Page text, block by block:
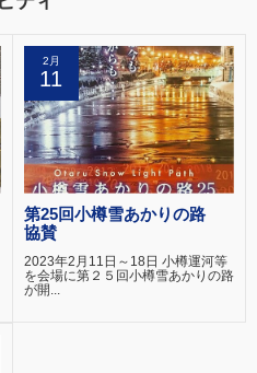
2月
11
第25回小樽雪あかりの路
協賛
2023年2月11日～18日 小樽運河等
を会場に第２５回小樽雪あかりの路
が開...